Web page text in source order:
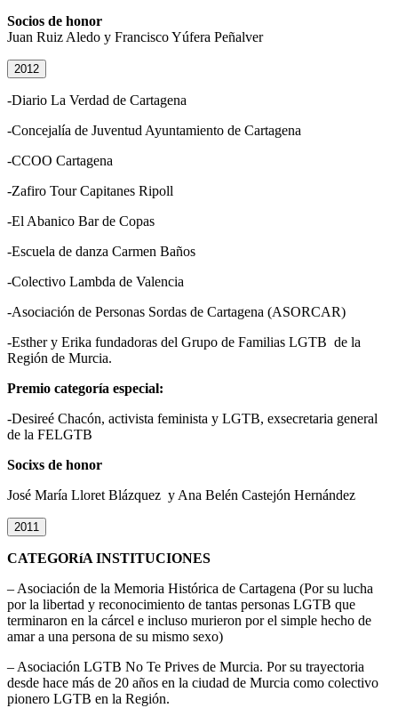
Socios de honor
Juan Ruiz Aledo y Francisco Yúfera Peñalver
2012
-Diario La Verdad de Cartagena
-Concejalía de Juventud Ayuntamiento de Cartagena
-CCOO Cartagena
-Zafiro Tour Capitanes Ripoll
-El Abanico Bar de Copas
-Escuela de danza Carmen Baños
-Colectivo Lambda de Valencia
-Asociación de Personas Sordas de Cartagena (ASORCAR)
-Esther y Erika fundadoras del Grupo de Familias LGTB de la
Región de Murcia.
Premio categoría especial:
-Desireé Chacón, activista feminista y LGTB, exsecretaria general
de la FELGTB
Socixs de honor
José María Lloret Blázquez y Ana Belén Castejón Hernández
2011
CATEGORíA INSTITUCIONES
– Asociación de la Memoria Histórica de Cartagena (Por su lucha
por la libertad y reconocimiento de tantas personas LGTB que
terminaron en la cárcel e incluso murieron por el simple hecho de
amar a una persona de su mismo sexo)
– Asociación LGTB No Te Prives de Murcia. Por su trayectoria
desde hace más de 20 años en la ciudad de Murcia como colectivo
pionero LGTB en la Región.